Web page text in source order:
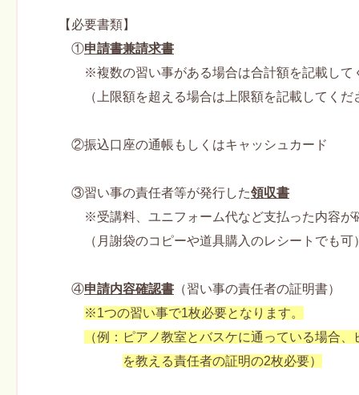
【必要書類】
①申請書兼請求書
※複数の習い事がある場合は合計額を記載して
（上限額を超える場合は上限額を記載してくだ
②振込口座の通帳もしくはキャッシュカード
③習い事の責任者等が発行した領収書
※受講料、ユニフォーム代など支払った内容が
（月謝袋のコピーや道具購入のレシートでも可
④申請内容確認書 （習い事の責任者の証明書）
※1つの習い事で1枚必要となります。
（例：ピアノ教室とバスケに通っている場合
を教える責任者の証明の2枚必要）